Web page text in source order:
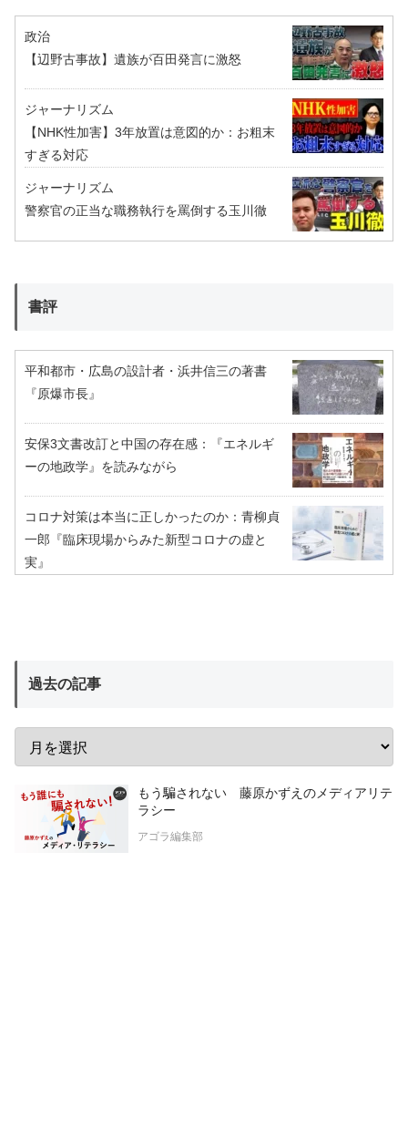
政治
【辺野古事故】遺族が百田発言に激怒
ジャーナリズム
【NHK性加害】3年放置は意図的か：お粗末
すぎる対応
ジャーナリズム
警察官の正当な職務執行を罵倒する玉川徹
書評
平和都市・広島の設計者・浜井信三の著書
『原爆市長』
安保3文書改訂と中国の存在感：『エネルギ
ーの地政学』を読みながら
コロナ対策は本当に正しかったのか：青柳貞
一郎『臨床現場からみた新型コロナの虚と
実』
過去の記事
もう騙されない 藤原かずえのメディアリテ
ラシー
アゴラ編集部